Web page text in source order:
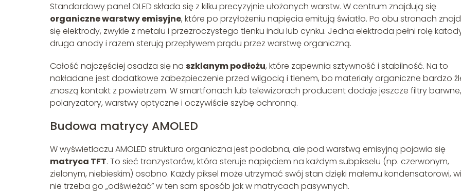
Standardowy panel OLED składa się z kilku precyzyjnie ułożonych warstw. W centrum znajdują się
organiczne warstwy emisyjne, które po przyłożeniu napięcia emitują światło. Po obu stronach
się elektrody, zwykle z metalu i przezroczystego tlenku indu lub cynku. Jedna elektroda pełni rolę
druga anody i razem sterują przepływem prądu przez warstwę organiczną.
Całość najczęściej osadza się na szklanym podłożu, które zapewnia sztywność i stabilność. Na to
nakładane jest dodatkowe zabezpieczenie przed wilgocią i tlenem, bo materiały organiczne bardzo
znoszą kontakt z powietrzem. W smartfonach lub telewizorach producent dodaje jeszcze filtry barwne,
polaryzatory, warstwy optyczne i oczywiście szybę ochronną.
Budowa matrycy AMOLED
W wyświetlaczu AMOLED struktura organiczna jest podobna, ale pod warstwą emisyjną pojawia się
matryca TFT. To sieć tranzystorów, która steruje napięciem na każdym subpikselu (np. czerwonym,
zielonym, niebieskim) osobno. Każdy piksel może utrzymać swój stan dzięki małemu kondensatorowi,
nie trzeba go „odświeżać” w ten sam sposób jak w matrycach pasywnych.